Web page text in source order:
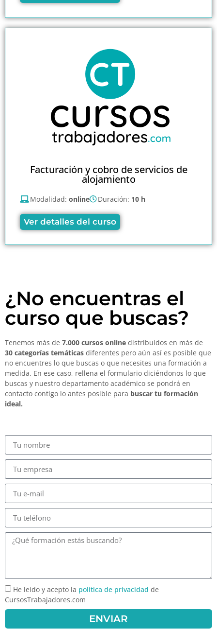
Facturación y cobro de servicios de
alojamiento
Modalidad: online Duración: 10 h
Ver detalles del curso
¿No encuentras el
curso que buscas?
Tenemos más de 7.000 cursos online distribuidos en más de
30 categorías temáticas diferentes pero aún así es posible que
no encuentres lo que buscas o que necesites una formación a
medida. En ese caso, rellena el formulario diciéndonos lo que
buscas y nuestro departamento académico se pondrá en
contacto contigo lo antes posible para buscar tu formación
ideal.
He leído y acepto la política de privacidad de
CursosTrabajadores.com
ENVIAR